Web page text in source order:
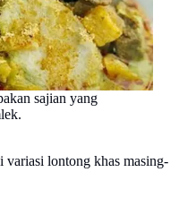
sajian yang
variasi lontong khas masing-